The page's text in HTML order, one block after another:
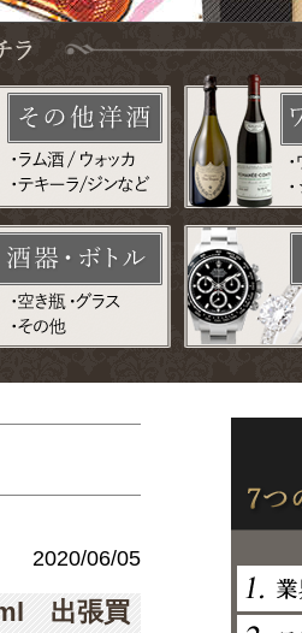
2020/06/05
出張買